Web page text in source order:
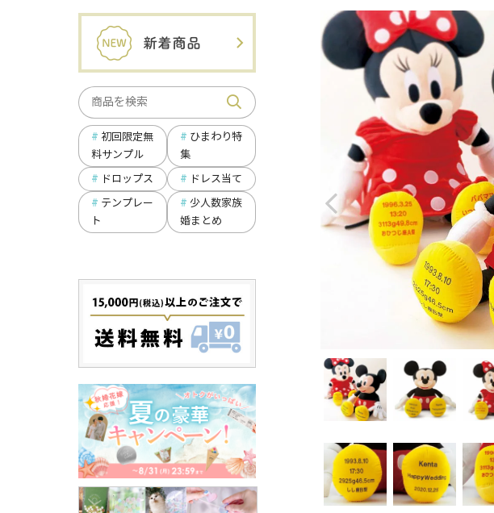
初回限定無
料サンプル
ひまわり特
集
ドロップス
ドレス当て
テンプレー
ト
少人数家族
婚まとめ